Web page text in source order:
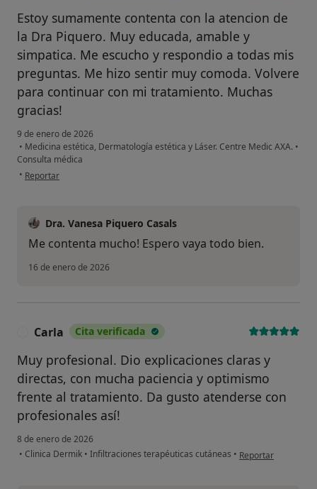
Estoy sumamente contenta con la atencion de
la Dra Piquero. Muy educada, amable y
simpatica. Me escucho y respondio a todas mis
preguntas. Me hizo sentir muy comoda. Volvere
para continuar con mi tratamiento. Muchas
gracias!
9 de enero de 2026
• Medicina estética, Dermatología estética y Láser. Centre Medic AXA. •
Consulta médica
• en opinión del usuario Cristina
Reportar
Dra. Vanesa Piquero Casals
Me contenta mucho! Espero vaya todo bien.
16 de enero de 2026
Carla Cita verificada
Muy profesional. Dio explicaciones claras y
directas, con mucha paciencia y optimismo
frente al tratamiento. Da gusto atenderse con
profesionales así!
8 de enero de 2026
• Clinica Dermik • Infiltraciones terapéuticas cutáneas • en opinión del
Reportar